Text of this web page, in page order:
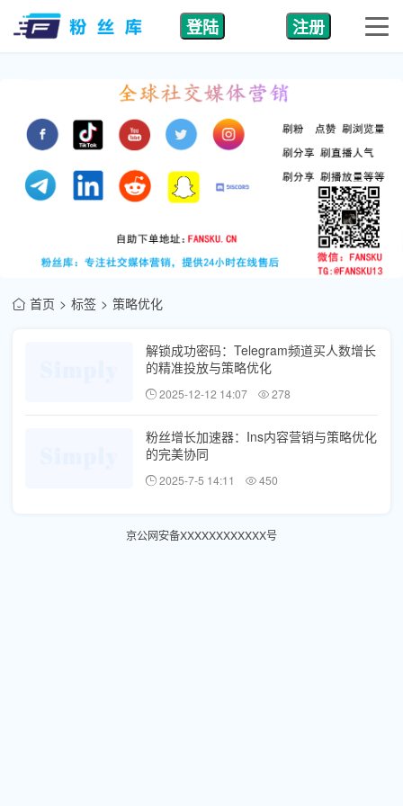
登陆 注册
首页 标签 策略优化
解锁成功密码：Telegram频道买人数增长
的精准投放与策略优化
2025-12-12 14:07 278
粉丝增长加速器：Ins内容营销与策略优化
的完美协同
2025-7-5 14:11 450
京公网安备XXXXXXXXXXXX号